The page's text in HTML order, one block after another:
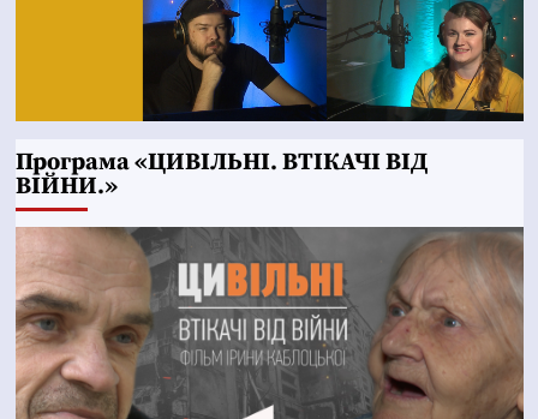
Програма «ЦИВІЛЬНІ. ВТІКАЧІ ВІД
ВІЙНИ.»